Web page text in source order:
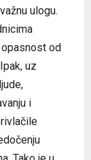
ulogu.
od
uz
i